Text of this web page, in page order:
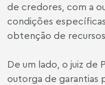
de credores, com a
condições
obtenção de
De um lado, o juiz de
outorga de garantias